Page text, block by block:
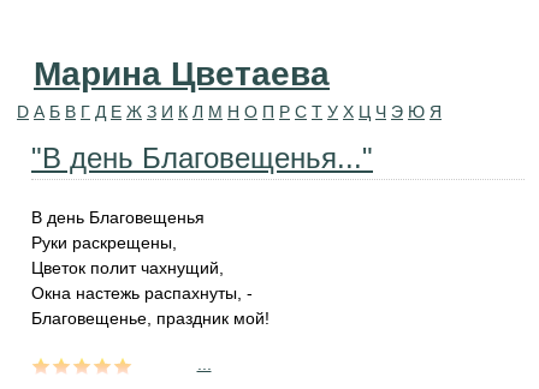
Марина Цветаева
D А Б В Г Д Е Ж З И К Л М Н О П Р С Т У Х Ц Ч Э Ю Я
"В день Благовещенья..."
В день Благовещенья
Руки раскрещены,
Цветок полит чахнущий,
Окна настежь распахнуты, -
Благовещенье, праздник мой!